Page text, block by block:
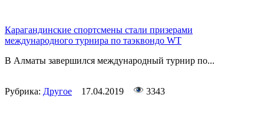
Карагандинские спортсмены стали призерами
международного турнира по таэквондо WT
В Алматы завершился международный турнир по...
Рубрика: Другое 17.04.2019 3343